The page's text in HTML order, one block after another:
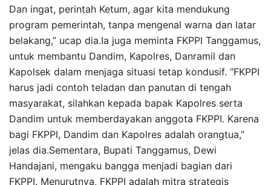
Dan ingat, perintah Ketum, agar kita mendukung
program pemerintah, tanpa mengenal warna dan latar
belakang,” ucap dia.Ia juga meminta FKPPI Tanggamus,
untuk membantu Dandim, Kapolres, Danramil dan
Kapolsek dalam menjaga situasi tetap kondusif. “FKPPI
harus jadi contoh teladan dan panutan di tengah
masyarakat, silahkan kepada bapak Kapolres serta
Dandim untuk memberdayakan anggota FKPPI. Karena
bagi FKPPI, Dandim dan Kapolres adalah orangtua,”
jelas dia.Sementara, Bupati Tanggamus, Dewi
Handajani, mengaku bangga menjadi bagian dari
FKPPI. Menurutnya, FKPPI adalah mitra strategis